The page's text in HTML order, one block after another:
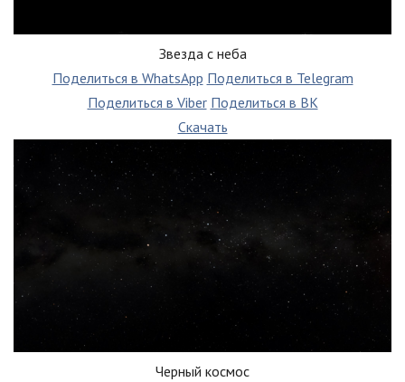
Звезда с неба
Поделиться в WhatsApp Поделиться в Telegram
Поделиться в Viber Поделиться в ВК
Скачать
Черный космос